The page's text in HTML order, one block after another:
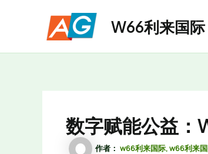
容
W66利来国际
数字赋能公益：
作者： w66利来国际, w66利来